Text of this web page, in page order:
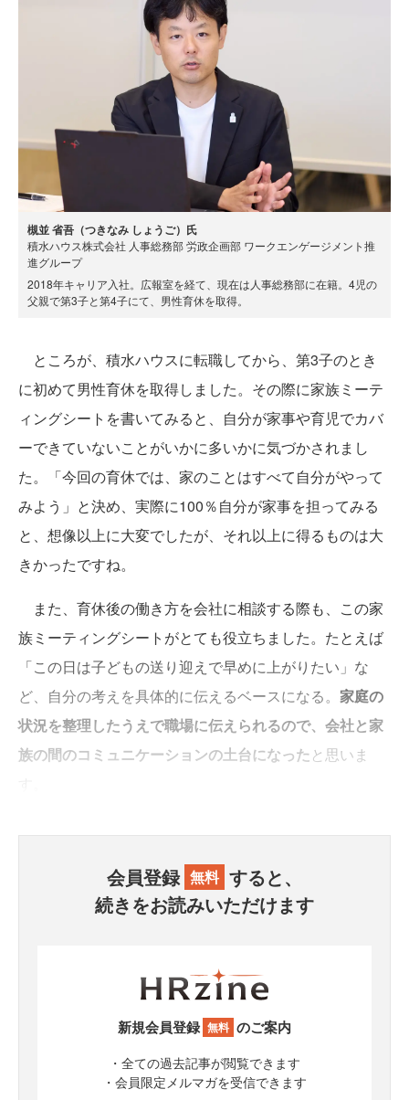
槻並 省吾（つきなみ しょうご）氏
積水ハウス株式会社 人事総務部 労政企画部 ワークエンゲージメント推
進グループ
2018年キャリア入社。広報室を経て、現在は人事総務部に在籍。4児の
父親で第3子と第4子にて、男性育休を取得。
ところが、積水ハウスに転職してから、第3子のとき
に初めて男性育休を取得しました。その際に家族ミーテ
ィングシートを書いてみると、自分が家事や育児でカバ
ーできていないことがいかに多いかに気づかされまし
た。「今回の育休では、家のことはすべて自分がやって
みよう」と決め、実際に100％自分が家事を担ってみる
と、想像以上に大変でしたが、それ以上に得るものは大
きかったですね。
また、育休後の働き方を会社に相談する際も、この家
族ミーティングシートがとても役立ちました。たとえば
「この日は子どもの送り迎えで早めに上がりたい」な
ど、自分の考えを具体的に伝えるベースになる。 家庭の
状況を整理したうえで職場に伝えられるので、会社と家
族の間のコミュニケーションの土台になったと思いま
会員登録 無料 すると、
続きをお読みいただけます
新規会員登録 無料 のご案内
・全ての過去記事が閲覧できます
・会員限定メルマガを受信できます